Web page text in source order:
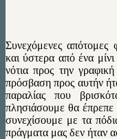
Συνεχόμενες απότομες
και ύστερα από ένα
νότια προς την
πρόσβαση προς αυτήν
παραλίας που
πλησιάσουμε θα έπρεπε
συνεχίσουμε με τα
πράγματα μας δεν ήταν